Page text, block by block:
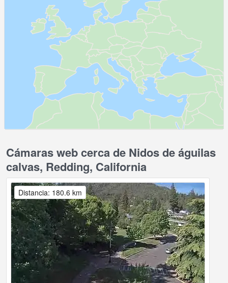
Cámaras web cerca de Nidos de águilas
calvas, Redding, California
Distancia: 180.6 km